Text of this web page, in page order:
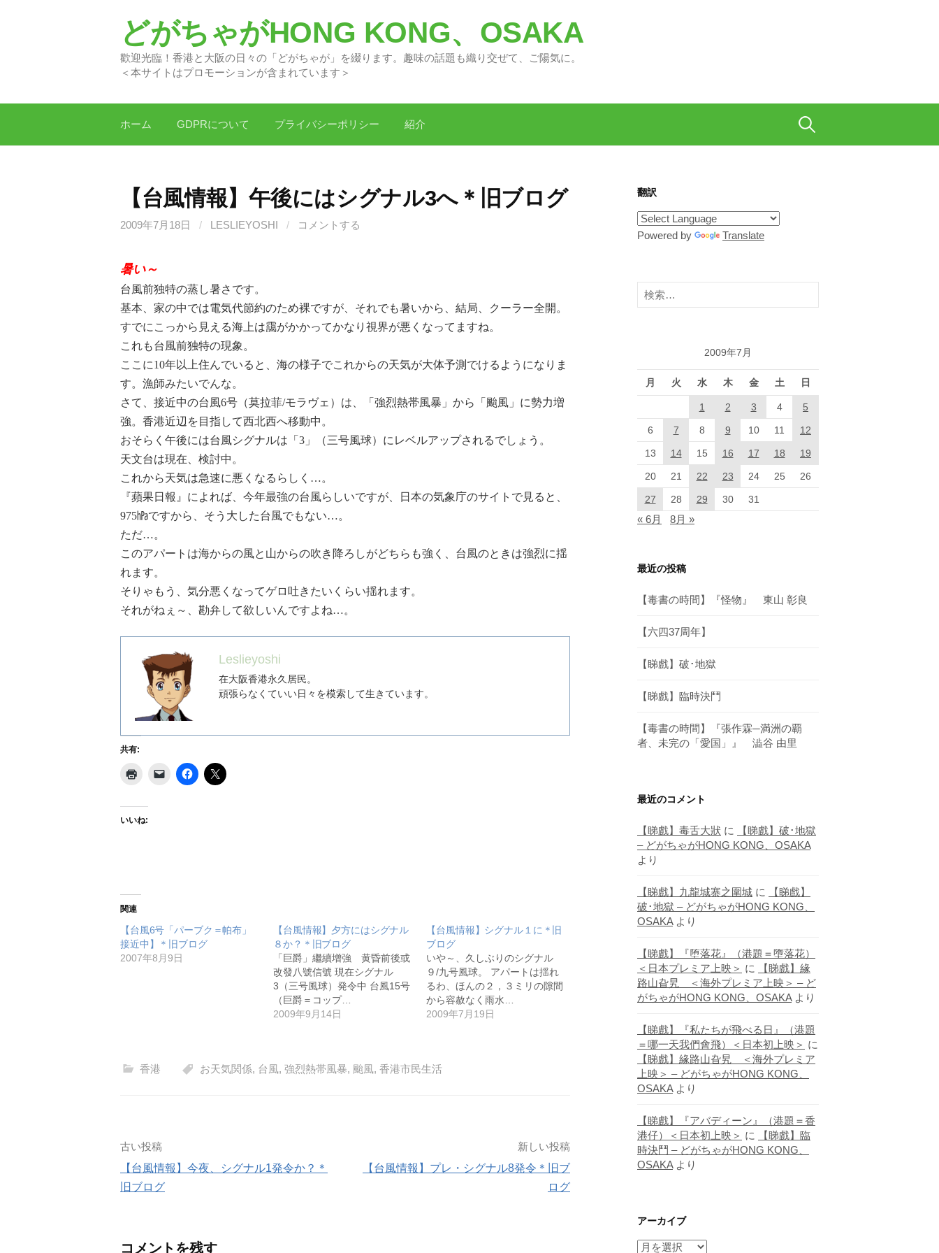
へ
どがちゃがHONG KONG、OSAKA
歡迎光臨！香港と大阪の日々の「どがちゃが」を綴ります。趣味の話題も織り交ぜて、ご陽気に。
＜本サイトはプロモーションが含まれています＞
ホーム GDPRについて プライバシーポリシー 紹介 検
【台風情報】午後にはシグナル3へ＊旧ブログ
2009年7月18日 / LESLIEYOSHI / コメントする
暑い～
台風前独特の蒸し暑さです。
基本、家の中では電気代節約のため裸ですが、それでも暑いから、結局、クーラー全開。
すでにこっから見える海上は靄がかかってかなり視界が悪くなってますね。
これも台風前独特の現象。
ここに10年以上住んでいると、海の様子でこれからの天気が大体予測でけるようになりま
す。漁師みたいでんな。
さて、接近中の台風6号 （莫拉菲/モラヴェ）は、「強烈熱帯風暴」から「颱風」に勢力増
強。香港近辺を目指して西北西へ移動中。
おそらく午後には台風シグナルは「3」（三号風球）にレベルアップされるでしょう。
天文台は現在、検討中。
これから天気は急速に悪くなるらしく…。
『蘋果日報』によれば、今年最強の台風らしいですが、日本の気象庁のサイトで見ると、
975㍱ですから、そう大した台風でもない…。
ただ…。
このアパートは海からの風と山からの吹き降ろしがどちらも強く、台風のときは強烈に揺
れます。
そりゃもう、気分悪くなってゲロ吐きたいくらい揺れます。
それがねぇ～、勘弁して欲しいんですよね…。
Leslieyoshi
在大阪香港永久居民。
頑張らなくていい日々を模索して生きています。
共有:
いいね:
関連
【台風6号「パーブク＝帕布」
接近中】＊旧ブログ
2007年8月9日
【台風情報】夕方にはシグナル
８か？＊旧ブログ
「巨爵」繼續增強 黄昏前後或
改發八號信號 現在シグナル
3（三号風球）発令中 台風15号
（巨爵＝コップ…
2009年9月14日
【台風情報】シグナル１に＊旧
ブログ
いや～、久しぶりのシグナル
９/九号風球。 アパートは揺れ
るわ、ほんの２，３ミリの隙間
から容赦なく雨水…
2009年7月19日
香港 お天気関係, 台風, 強烈熱帯風暴, 颱風, 香港市民生活
投
稿
ビ
古い投稿
【台風情報】今夜、シグナル1発令か？＊
旧ブログ
新しい投稿
【台風情報】プレ・シグナル8発令＊旧ブ
ログ
コメントを残す
翻訳
Powered by Translate
検
索:
2009年7月
月 火 水 木 金 土 日
1 2 3 4 5
6 7 8 9 10 11 12
13 14 15 16 17 18 19
20 21 22 23 24 25 26
27 28 29 30 31
« 6月 8月 »
最近の投稿
【毒書の時間】『怪物』 東山 彰良
【六四37周年】
【睇戲】破･地獄
【睇戲】臨時決鬥
【毒書の時間】『張作霖─満洲の覇
者、未完の「愛国」』 澁谷 由里
最近のコメント
【睇戲】毒舌大狀 に
【睇戲】破･地獄
– どがちゃがHONG KONG、OSAKA
より
【睇戲】九龍城寨之圍城 に
【睇戲】
破･地獄 – どがちゃがHONG KONG、
OSAKAより
【睇戲】『堕落花』（港題＝墮落花）
＜日本プレミア上映＞ に
【睇戲】緣
路山旮旯 ＜海外プレミア上映＞ – ど
がちゃがHONG KONG、OSAKAより
【睇戲】『私たちが飛べる日』（港題
＝哪一天我們會飛）＜日本初上映＞ に
【睇戲】緣路山旮旯 ＜海外プレミア
上映＞ – どがちゃがHONG KONG、
OSAKAより
【睇戲】『アバディーン』（港題＝香
港仔）＜日本初上映＞ に
【睇戲】臨
時決鬥 – どがちゃがHONG KONG、
OSAKAより
アーカイブ
ア